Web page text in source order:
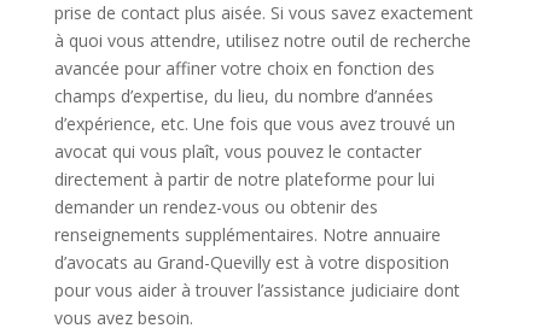
prise de contact plus aisée. Si vous savez exactement
à quoi vous attendre, utilisez notre outil de recherche
avancée pour affiner votre choix en fonction des
champs d’expertise, du lieu, du nombre d’années
d’expérience, etc. Une fois que vous avez trouvé un
avocat qui vous plaît, vous pouvez le contacter
directement à partir de notre plateforme pour lui
demander un rendez-vous ou obtenir des
renseignements supplémentaires. Notre annuaire
d’avocats au Grand-Quevilly est à votre disposition
pour vous aider à trouver l’assistance judiciaire dont
vous avez besoin.